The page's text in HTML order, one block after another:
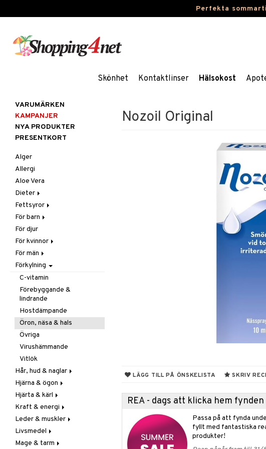
Perfekta
Skönhet Kontaktlinser Hälsokost
Nozoil Original
LÄGG TILL PÅ ÖNSKELISTA SKRIV
REA - dags att klicka hem fynden
Passa på att fynda
fyllt med fantastiska
produkter!
VARUMÄRKEN
KAMPANJER
NYA PRODUKTER
PRESENTKORT
Alger
Allergi
Aloe Vera
Dieter
Glutenintolerans
LCHF
Raw Food
Fettsyror
Marina fettsyror
Veg fettsyror
För barn
Fettsyror
Hudvård
Vitamin & mineral
För djur
För kvinnor
Graviditet & amning
Klimakterie & PMS
Näringstillskott
Övriga
Sex & lust
Skelett
Urinvägar
För män
Näringstillskott
Övriga
Prostata
Sex & lust
Förkylning
C-vitamin
Förebyggande &
lindrande
Hostdämpande
Öron, näsa & hals
Övriga
Virushämmande
Vitlök
Hår, hud & naglar
Hår
Kosttillskott
Sol & pigment
Hjärna & ögon
Fettsyror
Minne
Ögon
Hjärta & kärl
Ginkgo biloba
Kärlstärkande
Kolesterolsänkande
Marina fettsyror
Kraft & energi
Ginseng
Övriga
Prestation
Leder & muskler
Kosttillskott
Utvärtes
Livsmedel
Bars
Mage & tarm